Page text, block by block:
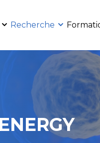
Recherche